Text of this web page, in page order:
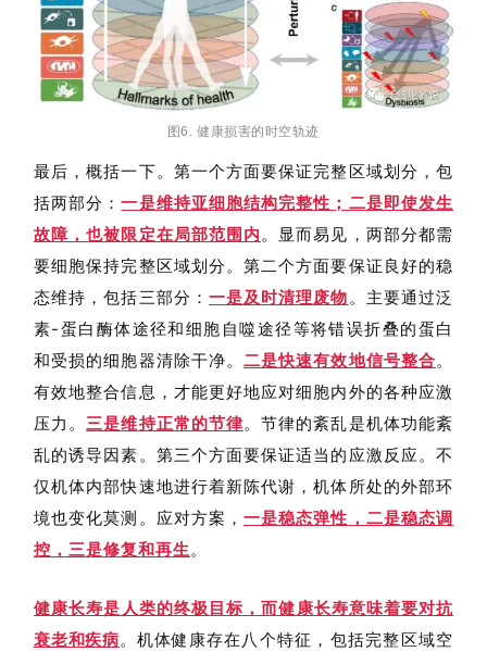
图6. 健康损害的时空轨迹
最后，概括一下。第一个方面要保证完整区域划分，包
括两部分：一是维持亚细胞结构完整性；二是即使发生
故障，也被限定在局部范围内。显而易见，两部分都需
要细胞保持完整区域划分。第二个方面要保证 良好的稳
态维持，包括三部分 ： 一是及时清理废物。主要通过泛
素-蛋白酶体途径和细胞自噬途径等将错误折叠的蛋白
和受损的细胞器清除干净。二是快速有效地信号整合。
有效地整合信息，才能更好地应对细胞内外的各种应激
压力。三是维持正常的节律。节律的紊乱是机体功能紊
乱的诱导因素。第三个方面要保证适当的应激反应。不
仅机体内部快速地进行着新陈代谢，机体所处的外部环
境也变化莫测。应对方案，一是稳态弹性，二是稳态调
控，三是修复和再生。
健康长寿是人类的终极目标，而健康长寿意味着要对抗
衰老和疾病。机体健康存在 八个特征，包括完整区域空